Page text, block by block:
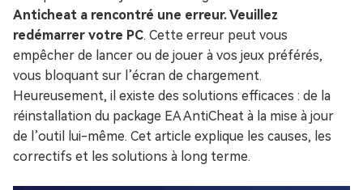
Anticheat a rencontré une erreur. Veuillez
redémarrer votre PC. Cette erreur peut vous
empêcher de lancer ou de jouer à vos jeux préférés,
vous bloquant sur l’écran de chargement.
Heureusement, il existe des solutions efficaces : de la
réinstallation du package EA AntiCheat à la mise à jour
de l’outil lui-même. Cet article explique les causes, les
correctifs et les solutions à long terme.